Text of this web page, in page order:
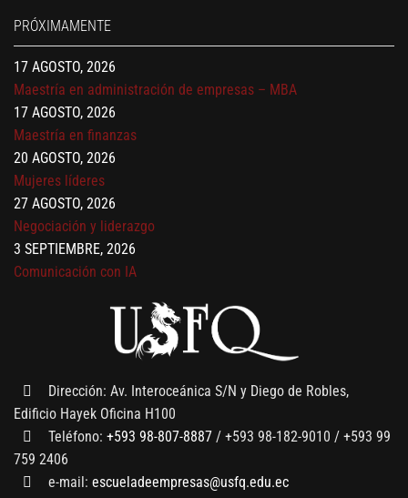
PRÓXIMAMENTE
Gerencia de empresas familiares
17 AGOSTO, 2026
Maestría en administración de empresas – MBA
17 AGOSTO, 2026
Maestría en finanzas
20 AGOSTO, 2026
Mujeres líderes
27 AGOSTO, 2026
Negociación y liderazgo
3 SEPTIEMBRE, 2026
Comunicación con IA
7 SEPTIEMBRE, 2026
Finanzas para no financieros
Dirección: Av. Interoceánica S/N y Diego de Robles,
Edificio Hayek Oficina H100
Teléfono: +593 98-807-8887 / +593 98-182-9010 / +593 99
759 2406
e-mail: escueladeempresas@usfq.edu.ec